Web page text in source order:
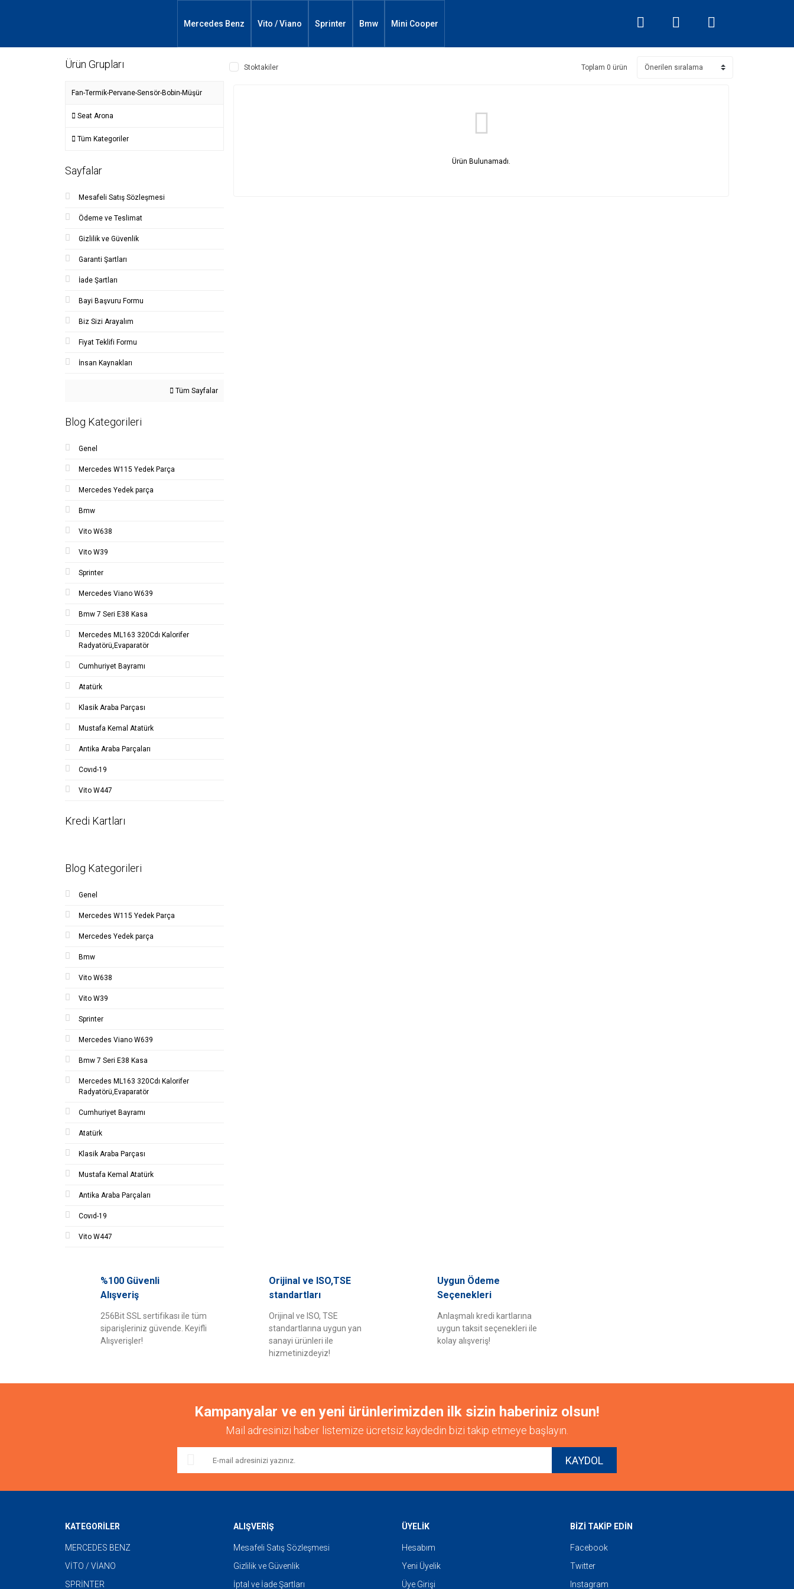
Mercedes Benz Vito / Viano Sprinter Bmw Mini Cooper
Ürün Grupları
Fan-Termik-Pervane-Sensör-Bobin-Müşür
Seat Arona
Tüm Kategoriler
Sayfalar
Mesafeli Satış Sözleşmesi
Ödeme ve Teslimat
Gizlilik ve Güvenlik
Garanti Şartları
İade Şartları
Bayi Başvuru Formu
Biz Sizi Arayalım
Fiyat Teklifi Formu
İnsan Kaynakları
Tüm Sayfalar
Blog Kategorileri
Genel
Mercedes W115 Yedek Parça
Mercedes Yedek parça
Bmw
Vito W638
Vito W39
Sprinter
Mercedes Viano W639
Bmw 7 Seri E38 Kasa
Mercedes ML163 320Cdı Kalorifer
Radyatörü,Evaparatör
Cumhuriyet Bayramı
Atatürk
Klasik Araba Parçası
Mustafa Kemal Atatürk
Antika Araba Parçaları
Covıd-19
Vito W447
Kredi Kartları
Blog Kategorileri
Genel
Mercedes W115 Yedek Parça
Mercedes Yedek parça
Bmw
Vito W638
Vito W39
Sprinter
Mercedes Viano W639
Bmw 7 Seri E38 Kasa
Mercedes ML163 320Cdı Kalorifer
Radyatörü,Evaparatör
Cumhuriyet Bayramı
Atatürk
Klasik Araba Parçası
Mustafa Kemal Atatürk
Antika Araba Parçaları
Covıd-19
Vito W447
Stoktakiler Toplam 0 ürün
Ürün Bulunamadı.
%100 Güvenli
Alışveriş
256Bit SSL sertifikası ile tüm
siparişleriniz güvende. Keyifli
Alışverişler!
Orijinal ve ISO,TSE
standartları
Orijinal ve ISO, TSE
standartlarına uygun yan
sanayi ürünleri ile
hizmetinizdeyiz!
Uygun Ödeme
Seçenekleri
Anlaşmalı kredi kartlarına
uygun taksit seçenekleri ile
kolay alışveriş!
Kampanyalar ve en yeni ürünlerimizden ilk sizin haberiniz olsun!
Mail adresinizi haber listemize ücretsiz kaydedin bizi takip etmeye başlayın.
KAYDOL
KATEGORİLER
MERCEDES BENZ
VİTO / VİANO
SPRİNTER
ALIŞVERİŞ
Mesafeli Satış Sözleşmesi
Gizlilik ve Güvenlik
İptal ve İade Şartları
ÜYELİK
Hesabım
Yeni Üyelik
Üye Girişi
BİZİ TAKİP EDİN
Facebook
Twitter
Instagram